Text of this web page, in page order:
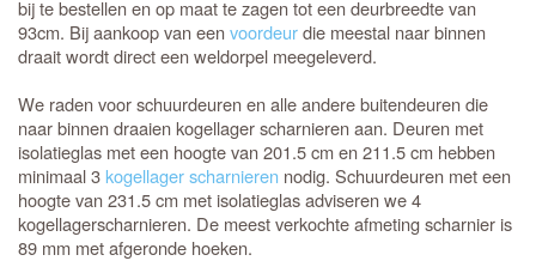
bij te bestellen en op maat te zagen tot een deurbreedte van
93cm. Bij aankoop van eenvoordeurdie meestal naar binnen
draait wordt direct een weldorpel meegeleverd.
We raden voor schuurdeuren en alle andere buitendeuren die
naar binnen draaien kogellager scharnieren aan. Deuren met
isolatieglas met een hoogte van 201.5 cm en 211.5 cm hebben
minimaal 3kogellager scharnieren nodig. Schuurdeuren met een
hoogte van 231.5 cm met isolatieglas adviseren we 4
kogellagerscharnieren. De meest verkochte afmeting scharnier is
89 mm met afgeronde hoeken.